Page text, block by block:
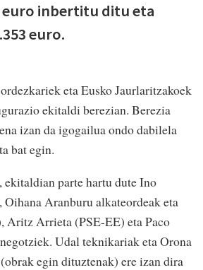
euro inbertitu ditu eta
euro.
eta Eusko Jaurlaritzakoek
ekitaldi berezian. Berezia
izan da igogailua ondo dabilela
bat egin.
parte hartu dute Ino
Aranburu alkateordeak eta
Aritz Arrieta (PSE-EE) eta Paco
Udal teknikariak eta Orona
egin dituztenak) ere izan dira